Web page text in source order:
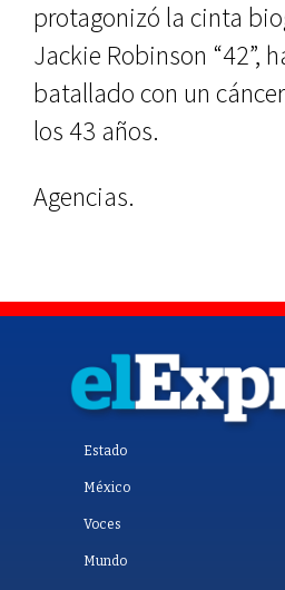
protagonizó la cinta
Jackie Robinson “42”,
batallado con un
los 43 años.
Agencias.
Estado
México
Voces
Mundo